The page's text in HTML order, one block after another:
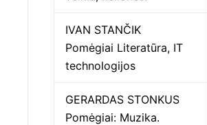
IVAN STANČIK
Pomėgiai Literatūra, IT
technologijos
GERARDAS STONKUS
Pomėgiai: Muzika.